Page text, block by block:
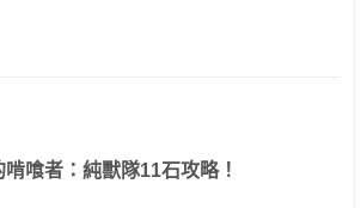
啃喰者：純獸隊11石攻略！